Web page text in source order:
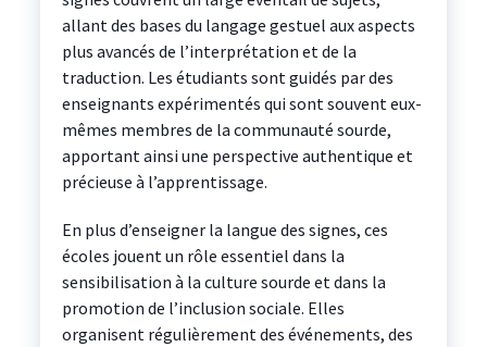
allant des bases du langage gestuel aux aspects
plus avancés de l’interprétation et de la
traduction. Les étudiants sont guidés par des
enseignants expérimentés qui sont souvent eux-
mêmes membres de la communauté sourde,
apportant ainsi une perspective authentique et
précieuse à l’apprentissage.
En plus d’enseigner la langue des signes, ces
écoles jouent un rôle essentiel dans la
sensibilisation à la culture sourde et dans la
promotion de l’inclusion sociale. Elles
organisent régulièrement des événements, des